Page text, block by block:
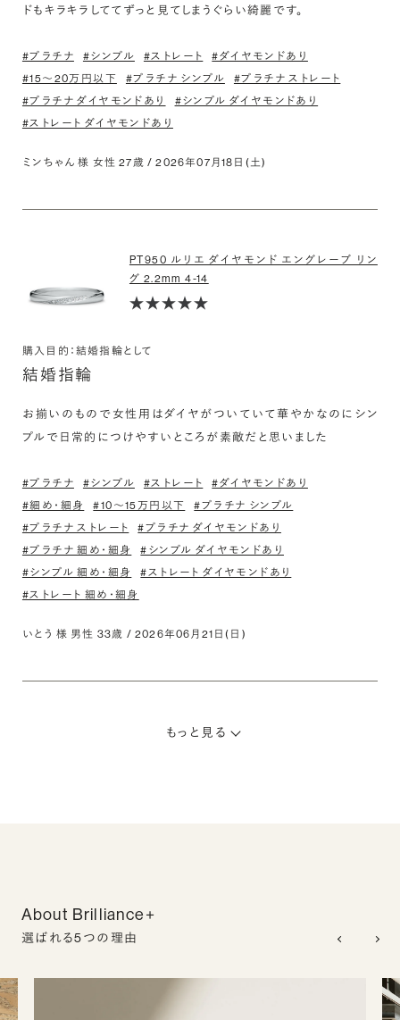
ドもキラキラしててずっと見てしまうぐらい綺麗です。
#プラチナ #シンプル #ストレート
#ダイヤモンドあり
#15〜20万円以下
#プラチナ シンプル
#プラチナ ストレート
#プラチナ ダイヤモンドあり
#シンプル ダイヤモンドあり
#ストレート ダイヤモンドあり
ミンちゃん 様 女性 27歳 / 2026年07月18日(土)
PT950 ルリエ ダイヤモンド エングレーブ リン
グ 2.2mm 4-14
購入目的：結婚指輪として
結婚指輪
お揃いのもので女性用はダイヤがついていて華やかなのにシン
プルで日常的につけやすいところが素敵だと思いました
#プラチナ #シンプル #ストレート
#ダイヤモンドあり
#細め・細身
#10〜15万円以下
#プラチナ シンプル
#プラチナ ストレート
#プラチナ ダイヤモンドあり
#プラチナ 細め・細身
#シンプル ダイヤモンドあり
#シンプル 細め・細身
#ストレート ダイヤモンドあり
#ストレート 細め・細身
いとう 様 男性 33歳 / 2026年06月21日(日)
もっと見る
About Brilliance+
選ばれる5つの理由